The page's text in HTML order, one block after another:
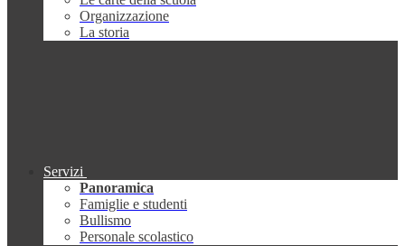
Organizzazione
La storia
Servizi
Panoramica
Famiglie e studenti
Bullismo
Personale scolastico